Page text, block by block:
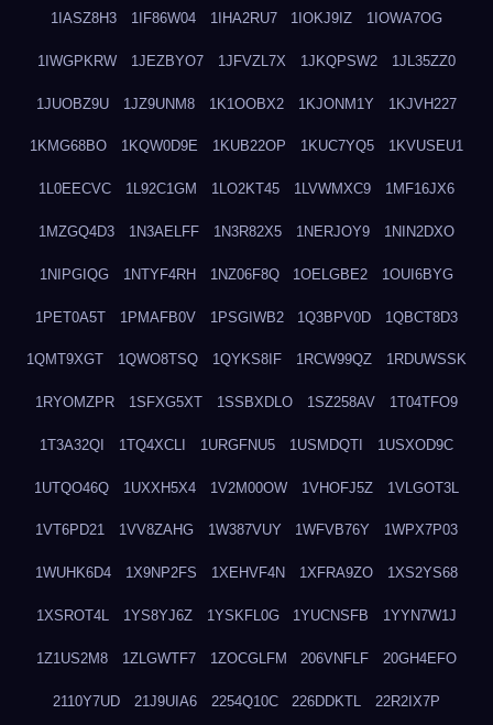
1IASZ8H3 1IF86W04 1IHA2RU7 1IOKJ9IZ 1IOWA7OG
1IWGPKRW 1JEZBYO7 1JFVZL7X 1JKQPSW2 1JL35ZZ0
1JUOBZ9U 1JZ9UNM8 1K1OOBX2 1KJONM1Y 1KJVH227
1KMG68BO 1KQW0D9E 1KUB22OP 1KUC7YQ5 1KVUSEU1
1L0EECVC 1L92C1GM 1LO2KT45 1LVWMXC9 1MF16JX6
1MZGQ4D3 1N3AELFF 1N3R82X5 1NERJOY9 1NIN2DXO
1NIPGIQG 1NTYF4RH 1NZ06F8Q 1OELGBE2 1OUI6BYG
1PET0A5T 1PMAFB0V 1PSGIWB2 1Q3BPV0D 1QBCT8D3
1QMT9XGT 1QWO8TSQ 1QYKS8IF 1RCW99QZ 1RDUWSSK
1RYOMZPR 1SFXG5XT 1SSBXDLO 1SZ258AV 1T04TFO9
1T3A32QI 1TQ4XCLI 1URGFNU5 1USMDQTI 1USXOD9C
1UTQO46Q 1UXXH5X4 1V2M00OW 1VHOFJ5Z 1VLGOT3L
1VT6PD21 1VV8ZAHG 1W387VUY 1WFVB76Y 1WPX7P03
1WUHK6D4 1X9NP2FS 1XEHVF4N 1XFRA9ZO 1XS2YS68
1XSROT4L 1YS8YJ6Z 1YSKFL0G 1YUCNSFB 1YYN7W1J
1Z1US2M8 1ZLGWTF7 1ZOCGLFM 206VNFLF 20GH4EFO
2110Y7UD 21J9UIA6 2254Q10C 226DDKTL 22R2IX7P